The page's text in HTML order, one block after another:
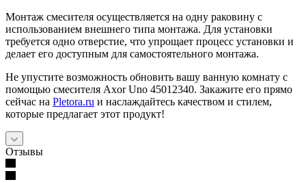
Монтаж смесителя осуществляется на одну раковину с
использованием внешнего типа монтажа. Для установки
требуется одно отверстие, что упрощает процесс установки и
делает его доступным для самостоятельного монтажа.
Не упустите возможность обновить вашу ванную комнату с
помощью смесителя Axor Uno 45012340. Закажите его прямо
сейчас на Pletora.ru и наслаждайтесь качеством и стилем,
которые предлагает этот продукт!
Отзывы